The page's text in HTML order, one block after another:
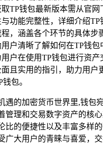
TP钱包最新版本需从官网
功能完整性，详细介绍TP
，涵盖各个环节的具体步
户清晰了解如何在TP钱包
户在使用TP钱包进行资产
且实用的指引，助力用户
包。
遇的加密货币世界里,钱包
管理和交易数字资产的核
比的便捷性以及丰富多样
广大用户的青睐与喜爱，